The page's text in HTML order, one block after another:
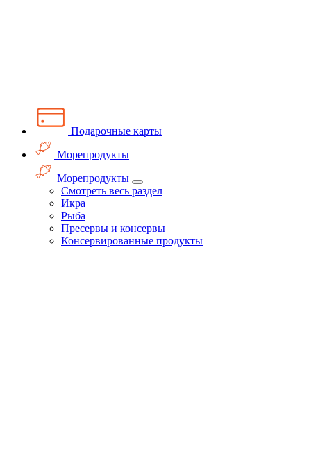
Подарочные карты
Морепродукты
Морепродукты
Смотреть весь раздел
Икра
Рыба
Пресервы и консервы
Консервированные продукты